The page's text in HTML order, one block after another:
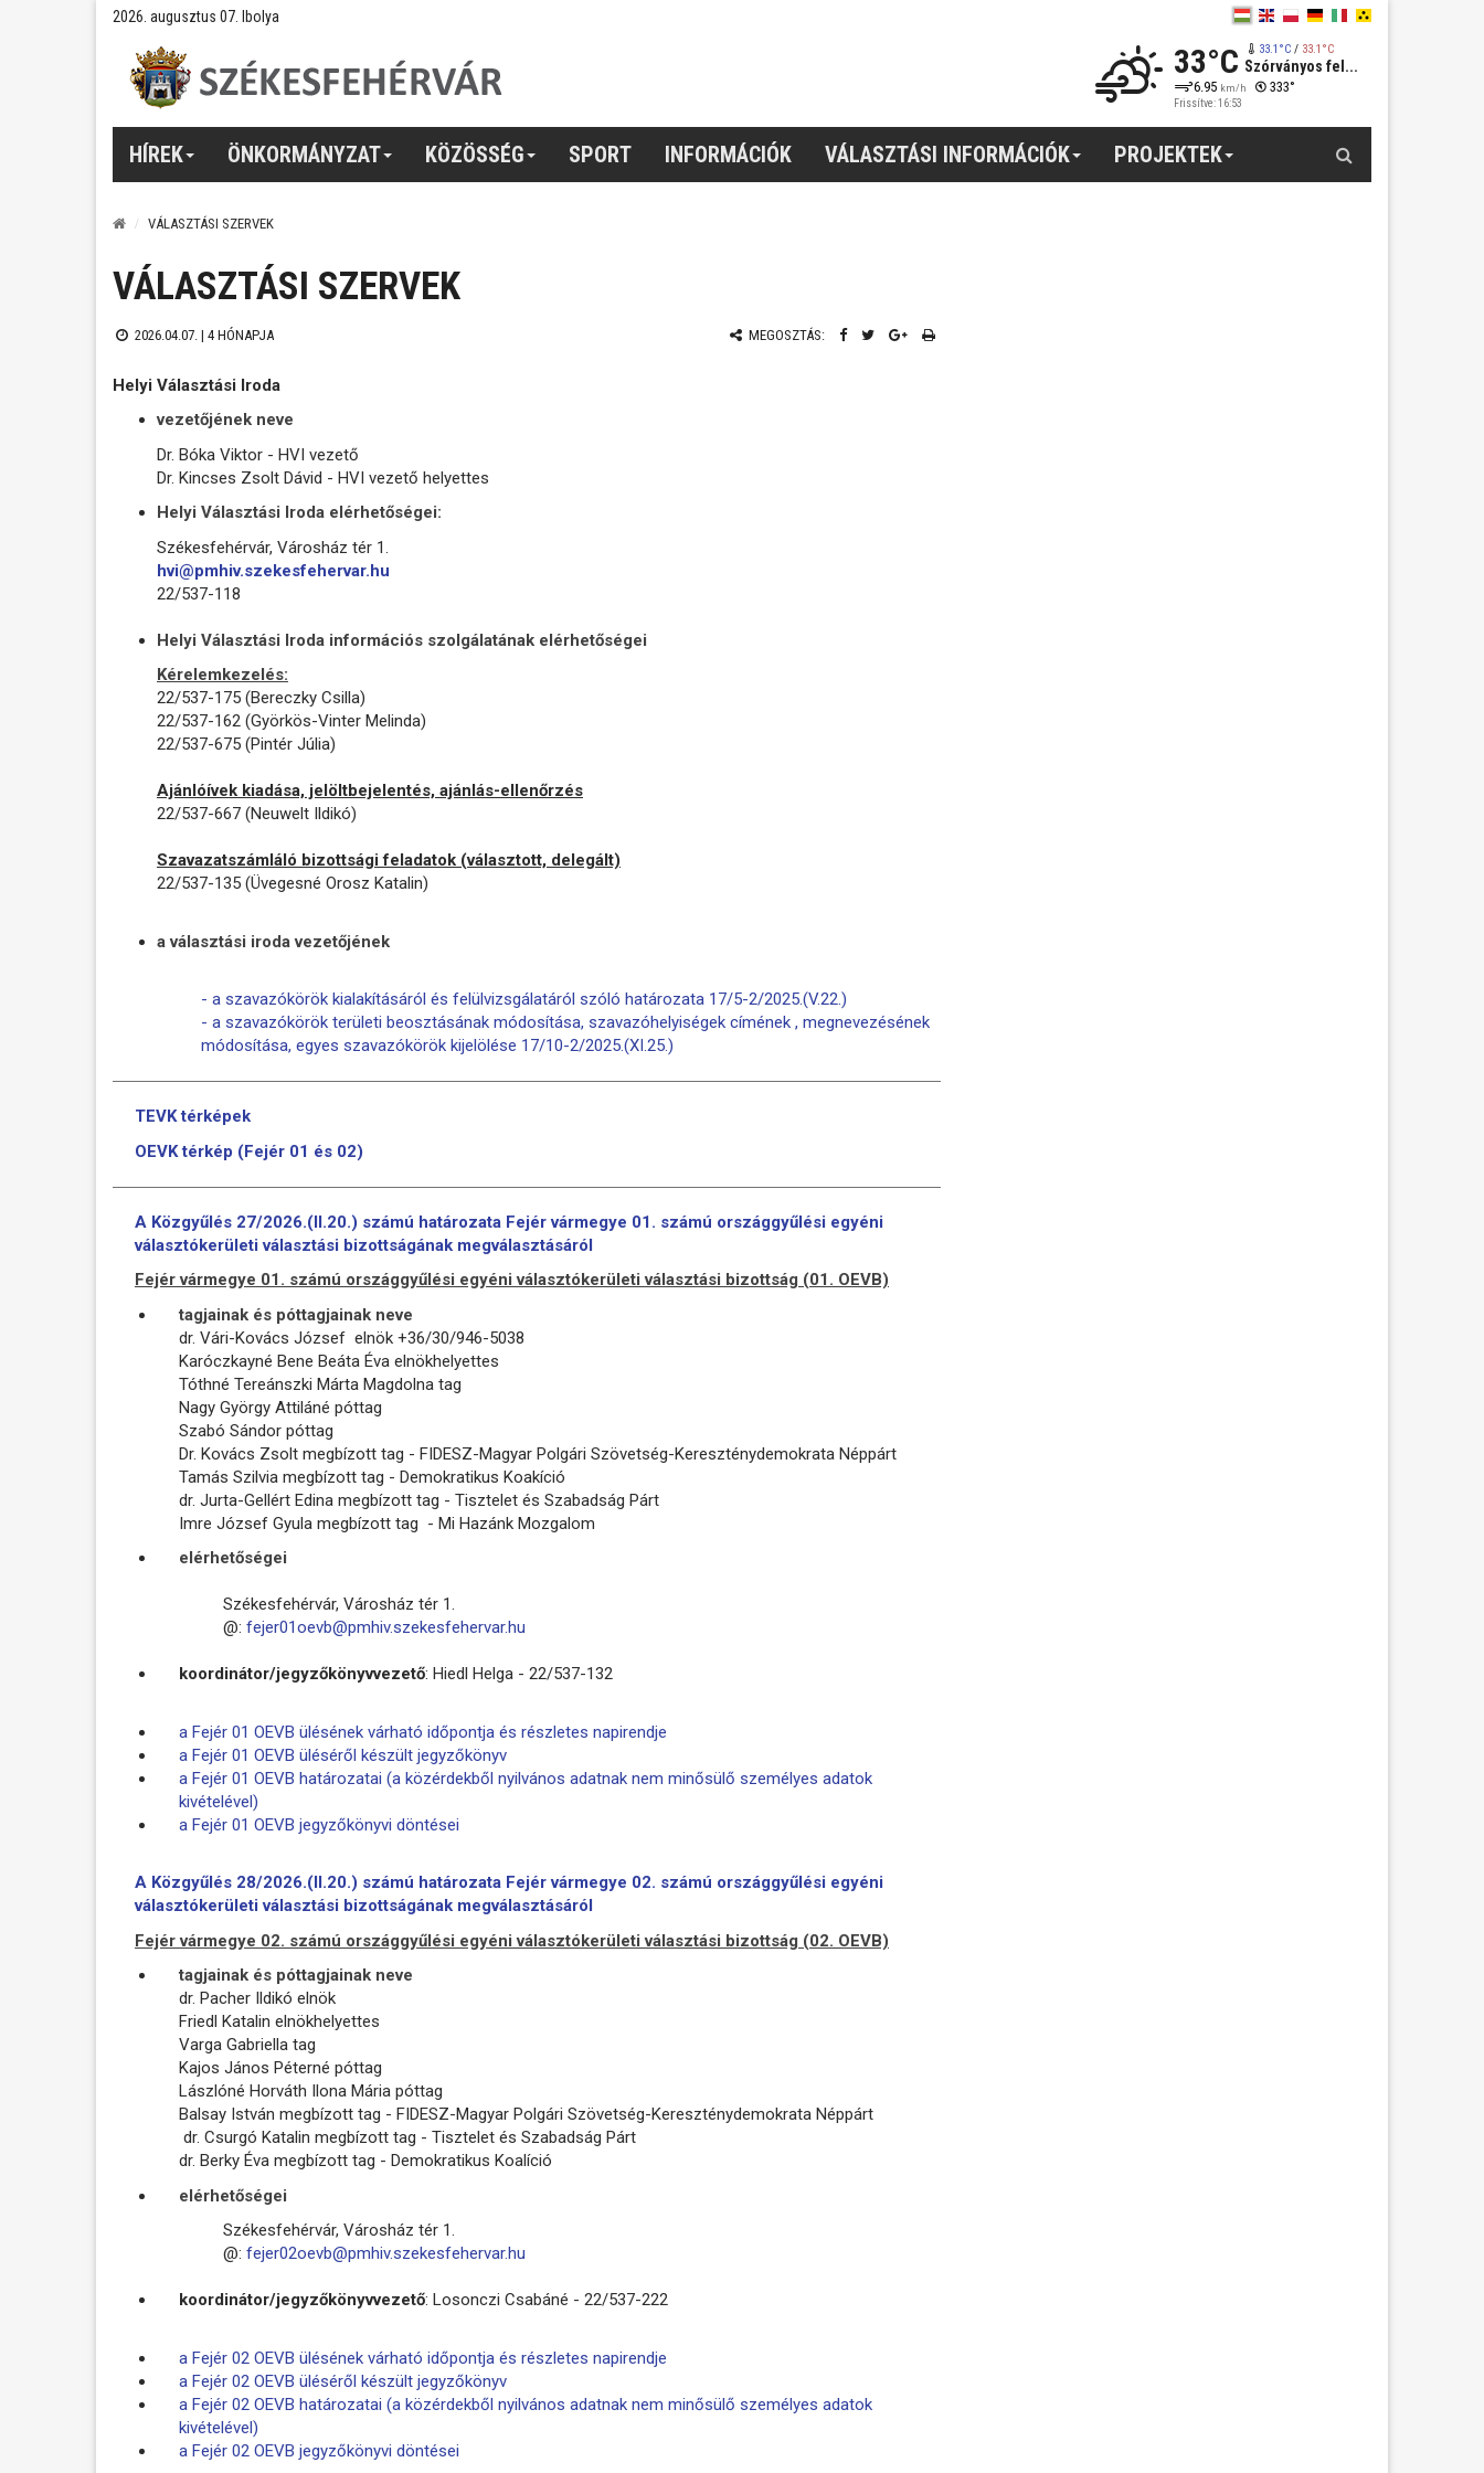
2026. augusztus 07. Ibolya
33°C 33.1°C/ 33.1°C
Szórványos fel...
6.95 km/h 333°
Frissítve: 16:53
HÍREK ÖNKORMÁNYZAT KÖZÖSSÉG SPORT INFORMÁCIÓK VÁLASZTÁSI INFORMÁCIÓK PROJEKTEK
VÁLASZTÁSI SZERVEK
VÁLASZTÁSI SZERVEK
2026.04.07. | 4 HÓNAPJA MEGOSZTÁS:
Helyi Választási Iroda
vezetőjének neve
Dr. Bóka Viktor - HVI vezető
Dr. Kincses Zsolt Dávid - HVI vezető helyettes
Helyi Választási Iroda elérhetőségei:
Székesfehérvár, Városház tér 1.
hvi@pmhiv.szekesfehervar.hu
22/537-118
Helyi Választási Iroda információs szolgálatának elérhetőségei
Kérelemkezelés:
22/537-175 (Bereczky Csilla)
22/537-162 (Györkös-Vinter Melinda)
22/537-675 (Pintér Júlia)
Ajánlóívek kiadása, jelöltbejelentés, ajánlás-ellenőrzés
22/537-667 (Neuwelt Ildikó)
Szavazatszámláló bizottsági feladatok (választott, delegált)
22/537-135 (Üvegesné Orosz Katalin)
a választási iroda vezetőjének
- a szavazókörök kialakításáról és felülvizsgálatáról szóló határozata 17/5-2/2025.(V.22.)
- a szavazókörök területi beosztásának módosítása, szavazóhelyiségek címének , megnevezésének
módosítása, egyes szavazókörök kijelölése 17/10-2/2025.(XI.25.)
TEVK térképek
OEVK térkép (Fejér 01 és 02)
A Közgyűlés 27/2026.(II.20.) számú határozata Fejér vármegye 01. számú országgyűlési egyéni
választókerületi választási bizottságának megválasztásáról
Fejér vármegye 01. számú országgyűlési egyéni választókerületi választási bizottság (01. OEVB)
tagjainak és póttagjainak neve
dr. Vári-Kovács József elnök +36/30/946-5038
Karóczkayné Bene Beáta Éva elnökhelyettes
Tóthné Tereánszki Márta Magdolna tag
Nagy György Attiláné póttag
Szabó Sándor póttag
Dr. Kovács Zsolt megbízott tag - FIDESZ-Magyar Polgári Szövetség-Kereszténydemokrata Néppárt
Tamás Szilvia megbízott tag - Demokratikus Koakíció
dr. Jurta-Gellért Edina megbízott tag - Tisztelet és Szabadság Párt
Imre József Gyula megbízott tag - Mi Hazánk Mozgalom
elérhetőségei
Székesfehérvár, Városház tér 1.
@: fejer01oevb@pmhiv.szekesfehervar.hu
koordinátor/jegyzőkönyvvezető: Hiedl Helga - 22/537-132
a Fejér 01 OEVB ülésének várható időpontja és részletes napirendje
a Fejér 01 OEVB üléséről készült jegyzőkönyv
a Fejér 01 OEVB határozatai (a közérdekből nyilvános adatnak nem minősülő személyes adatok
kivételével)
a Fejér 01 OEVB jegyzőkönyvi döntései
A Közgyűlés 28/2026.(II.20.) számú határozata Fejér vármegye 02. számú országgyűlési egyéni
választókerületi választási bizottságának megválasztásáról
Fejér vármegye 02. számú országgyűlési egyéni választókerületi választási bizottság (02. OEVB)
tagjainak és póttagjainak neve
dr. Pacher Ildikó elnök
Friedl Katalin elnökhelyettes
Varga Gabriella tag
Kajos János Péterné póttag
Lászlóné Horváth Ilona Mária póttag
Balsay István megbízott tag - FIDESZ-Magyar Polgári Szövetség-Kereszténydemokrata Néppárt
dr. Csurgó Katalin megbízott tag - Tisztelet és Szabadság Párt
dr. Berky Éva megbízott tag - Demokratikus Koalíció
elérhetőségei
Székesfehérvár, Városház tér 1.
@: fejer02oevb@pmhiv.szekesfehervar.hu
koordinátor/jegyzőkönyvvezető: Losonczi Csabáné - 22/537-222
a Fejér 02 OEVB ülésének várható időpontja és részletes napirendje
a Fejér 02 OEVB üléséről készült jegyzőkönyv
a Fejér 02 OEVB határozatai (a közérdekből nyilvános adatnak nem minősülő személyes adatok
kivételével)
a Fejér 02 OEVB jegyzőkönyvi döntései